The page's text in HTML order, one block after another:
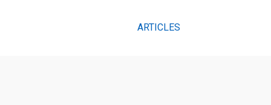
ARTICLES